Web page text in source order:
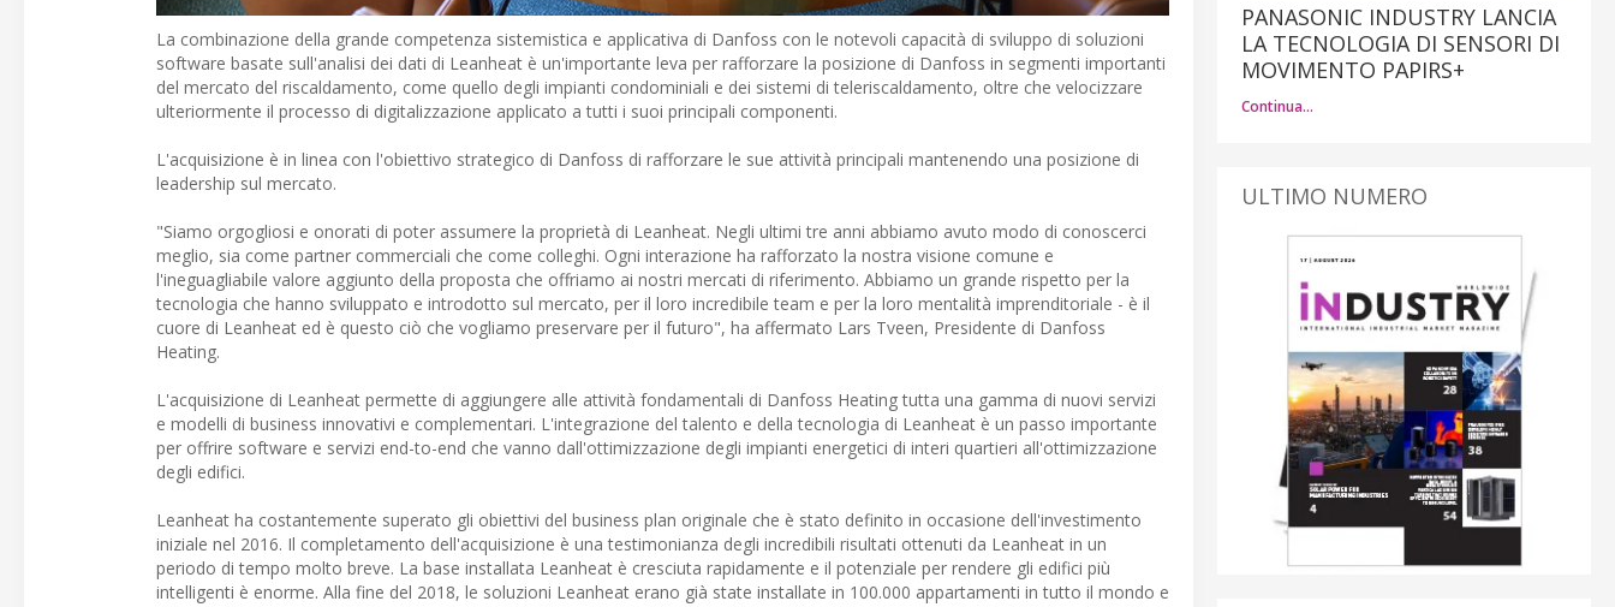
La combinazione della grande competenza sistemistica e applicativa di Danfoss con le notevoli capacità di sviluppo di soluzioni
software basate sull'analisi dei dati di Leanheat è un'importante leva per rafforzare la posizione di Danfoss in segmenti importanti
del mercato del riscaldamento, come quello degli impianti condominiali e dei sistemi di teleriscaldamento, oltre che velocizzare
ulteriormente il processo di digitalizzazione applicato a tutti i suoi principali componenti.
L'acquisizione è in linea con l'obiettivo strategico di Danfoss di rafforzare le sue attività principali mantenendo una posizione di
leadership sul mercato.
"Siamo orgogliosi e onorati di poter assumere la proprietà di Leanheat. Negli ultimi tre anni abbiamo avuto modo di conoscerci
meglio, sia come partner commerciali che come colleghi. Ogni interazione ha rafforzato la nostra visione comune e
l'ineguagliabile valore aggiunto della proposta che offriamo ai nostri mercati di riferimento. Abbiamo un grande rispetto per la
tecnologia che hanno sviluppato e introdotto sul mercato, per il loro incredibile team e per la loro mentalità imprenditoriale - è il
cuore di Leanheat ed è questo ciò che vogliamo preservare per il futuro", ha affermato Lars Tveen, Presidente di Danfoss
Heating.
L'acquisizione di Leanheat permette di aggiungere alle attività fondamentali di Danfoss Heating tutta una gamma di nuovi servizi
e modelli di business innovativi e complementari. L'integrazione del talento e della tecnologia di Leanheat è un passo importante
per offrire software e servizi end-to-end che vanno dall'ottimizzazione degli impianti energetici di interi quartieri all'ottimizzazione
degli edifici.
Leanheat ha costantemente superato gli obiettivi del business plan originale che è stato definito in occasione dell'investimento
iniziale nel 2016. Il completamento dell'acquisizione è una testimonianza degli incredibili risultati ottenuti da Leanheat in un
periodo di tempo molto breve. La base installata Leanheat è cresciuta rapidamente e il potenziale per rendere gli edifici più
intelligenti è enorme. Alla fine del 2018, le soluzioni Leanheat erano già state installate in 100.000 appartamenti in tutto il mondo e
PANASONIC INDUSTRY LANCIA
LA TECNOLOGIA DI SENSORI DI
MOVIMENTO PAPIRS+
Continua…
ULTIMO NUMERO